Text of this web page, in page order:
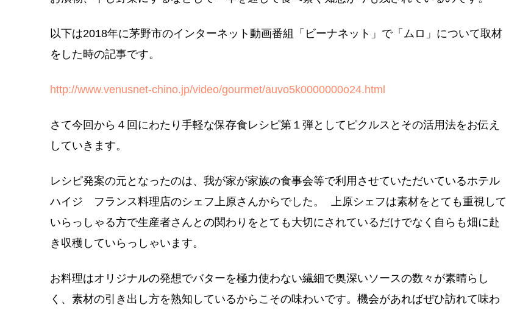
以下は2018年に茅野市のインターネット動画番組「ビーナネット」で「ムロ」について取材
をした時の記事です。
http://www.venusnet-chino.jp/video/gourmet/auvo5k0000000o24.html
さて今回から４回にわたり手軽な保存食レシピ第１弾としてピクルスとその活用法をお伝え
していきます。
レシピ発案の元となったのは、我が家が家族の食事会等で利用させていただいているホテル
ハイジ フランス料理店のシェフ上原さんからでした。 上原シェフは素材をとても重視して
いらっしゃる方で生産者さんとの関わりをとても大切にされているだけでなく自らも畑に赴
き収穫していらっしゃいます。
お料理はオリジナルの発想でバターを極力使わない繊細で奥深いソースの数々が素晴らし
く、素材の引き出し方を熟知しているからこその味わいです。機会があればぜひ訪れて味わ